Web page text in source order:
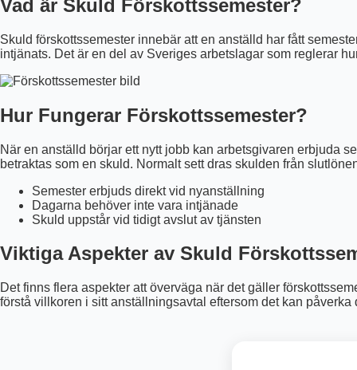
Vad är Skuld Förskottssemester?
Skuld förskottssemester innebär att en anställd har fått
intjänats. Det är en del av Sveriges arbetslagar som reglerar
Hur Fungerar Förskottssemester?
När en anställd börjar ett nytt jobb kan arbetsgivaren erbjuda
betraktas som en skuld. Normalt sett dras skulden från
Semester erbjuds direkt vid nyanställning
Dagarna behöver inte vara intjänade
Skuld uppstår vid tidigt avslut av tjänsten
Viktiga Aspekter av Skuld
Det finns flera aspekter att överväga när det gäller
förstå villkoren i sitt anställningsavtal eftersom det kan